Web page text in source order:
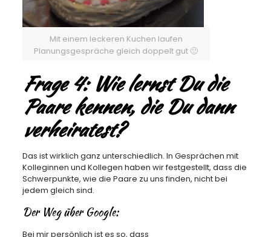
Mit einem leckeren Kuchen laufen
Planungsgespräche gleich doppelt gut 🙂
Frage 4: Wie lernst Du die
Paare kennen, die Du dann
verheiratest?
Das ist wirklich ganz unterschiedlich. In Gesprächen mit
Kolleginnen und Kollegen haben wir festgestellt, dass die
Schwerpunkte, wie die Paare zu uns finden, nicht bei
jedem gleich sind.
Der Weg über Google:
Bei mir persönlich ist es so, dass